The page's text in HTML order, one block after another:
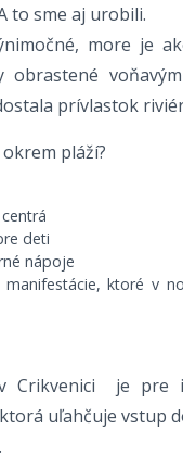
to sme aj urobili.
more je
obrastené
prívlastok
pláží?
deti
nápoje
manifestácie, ktoré v
Crikvenici je pre
uľahčuje vstup